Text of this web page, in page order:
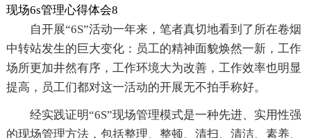
现场6s管理心得体会8
自开展“6S”活动一年来，笔者真切地看到了所在卷烟
中转站发生的巨大变化：员工的精神面貌焕然一新，工作
场所更加井然有序，工作环境大为改善，工作效率也明显
提高，员工们都对这一活动的开展无不拍手称好。
经实践证明“6S”现场管理模式是一种先进、实用性强
的现场管理方法，包括整理、整顿、清扫、清洁、素养、